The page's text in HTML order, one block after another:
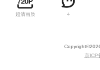
步步解
的探险
超清画质 4
Copyright©
京ICP